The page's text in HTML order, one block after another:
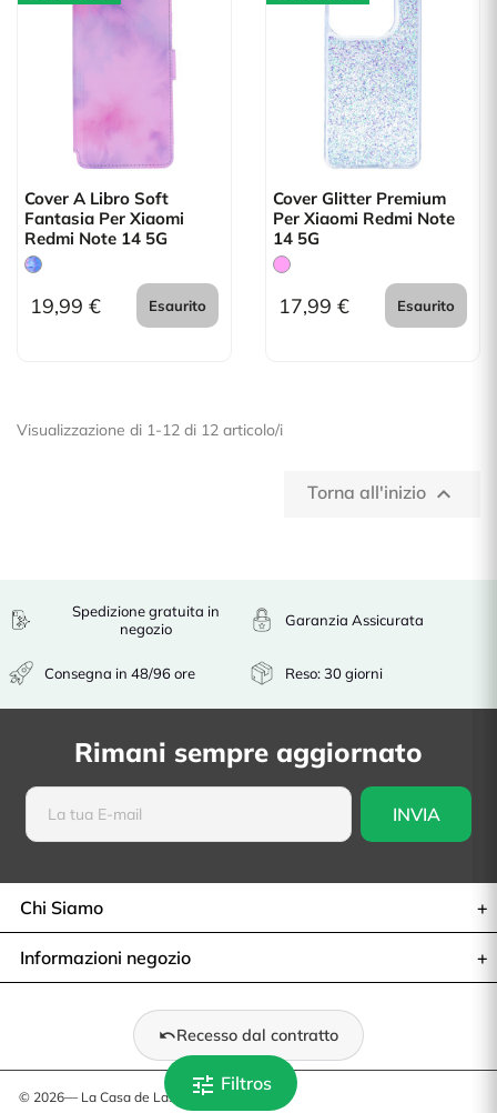
tune Filtros
Cover A Libro Soft
Fantasia Per Xiaomi
Redmi Note 14 5G
19,99 € Esaurito
Cover Glitter Premium
Per Xiaomi Redmi Note
14 5G
17,99 € Esaurito
Visualizzazione di 1-12 di 12 articolo/i
Torna all'inizio 
Spedizione gratuita in
negozio
Consegna in 48/96 ore
Garanzia Assicurata
Reso: 30 giorni
Rimani sempre aggiornato
Chi Siamo
Informazioni negozio
Recesso dal contratto
© 2026— La Casa de Las Carcasas